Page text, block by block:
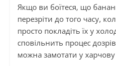
Якщо ви боїтеся, що
перезріти до того часу,
просто покладіть їх у
сповільнить процес
можна замотати у